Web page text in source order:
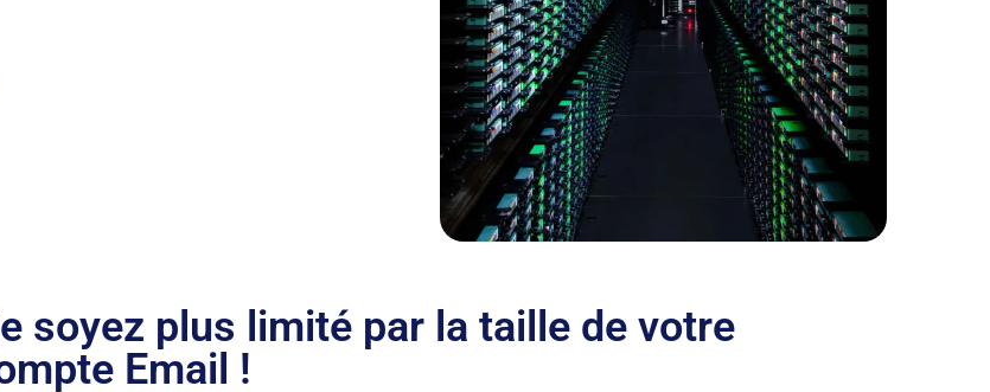
soyez plus limité par la taille de votre
Email !